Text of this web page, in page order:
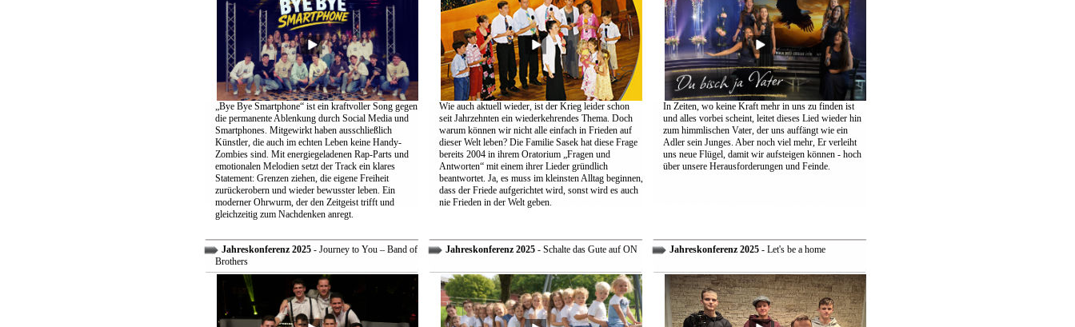
„Bye Bye Smartphone“ ist ein kraftvoller Song gegen
die permanente Ablenkung durch Social Media und
Smartphones. Mitgewirkt haben ausschließlich
Künstler, die auch im echten Leben keine Handy-
Zombies sind. Mit energiegeladenen Rap-Parts und
emotionalen Melodien setzt der Track ein klares
Statement: Grenzen ziehen, die eigene Freiheit
zurückerobern und wieder bewusster leben. Ein
moderner Ohrwurm, der den Zeitgeist trifft und
gleichzeitig zum Nachdenken anregt.
Wie auch aktuell wieder, ist der Krieg leider schon
seit Jahrzehnten ein wiederkehrendes Thema. Doch
warum können wir nicht alle einfach in Frieden auf
dieser Welt leben? Die Familie Sasek hat diese Frage
bereits 2004 in ihrem Oratorium „Fragen und
Antworten“ mit einem ihrer Lieder gründlich
beantwortet. Ja, es muss im kleinsten Alltag beginnen,
dass der Friede aufgerichtet wird, sonst wird es auch
nie Frieden in der Welt geben.
In Zeiten, wo keine Kraft mehr in uns zu finden ist
und alles vorbei scheint, leitet dieses Lied wieder hin
zum himmlischen Vater, der uns auffängt wie ein
Adler sein Junges. Aber noch viel mehr, Er verleiht
uns neue Flügel, damit wir aufsteigen können - hoch
über unsere Herausforderungen und Feinde.
Jahreskonferenz 2025- Journey to You – Band of
Brothers
Jahreskonferenz 2025- Schalte das Gute auf ON Jahreskonferenz 2025- Let's be a home